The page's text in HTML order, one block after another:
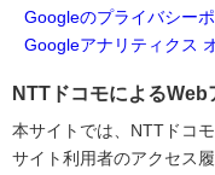
Googleのプライバシー
Googleアナリティクス
NTTドコモによる
本サイトでは、NTTドコ
サイト利用者のアクセス